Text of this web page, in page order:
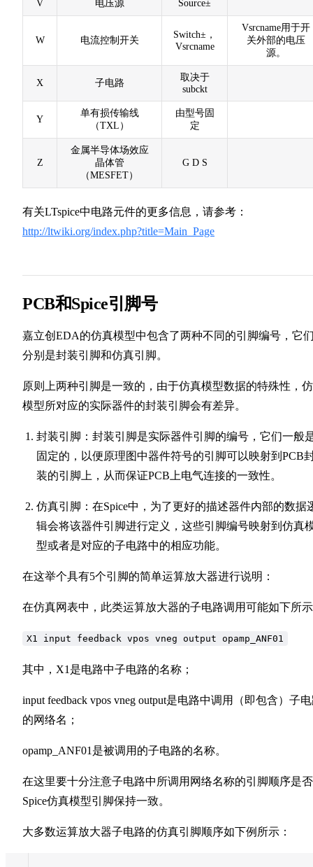
V 电压源 Source±
W 电流控制开关
Switch±，
Vsrcname
Vsrcname用于开
关外部的电压
源。
X 子电路
取决于
subckt
Y
单有损传输线
（TXL）
由型号固
定
Z
金属半导体场效应
晶体管
（MESFET）
G D S
有关LTspice中电路元件的更多信息，请参考：
http://ltwiki.org/index.php?title=Main_Page
PCB和Spice引脚号
嘉立创EDA的仿真模型中包含了两种不同的引脚编号，它
分别是封装引脚和仿真引脚。
原则上两种引脚是一致的，由于仿真模型数据的特殊性，
模型所对应的实际器件的封装引脚会有差异。
封装引脚：封装引脚是实际器件引脚的编号，它们一般
固定的，以便原理图中器件符号的引脚可以映射到PCB
装的引脚上，从而保证PCB上电气连接的一致性。
仿真引脚：在Spice中，为了更好的描述器件内部的数据
辑会将该器件引脚进行定义，这些引脚编号映射到仿真
型或者是对应的子电路中的相应功能。
在这举个具有5个引脚的简单运算放大器进行说明：
在仿真网表中，此类运算放大器的子电路调用可能如下所
X1 input feedback vpos vneg output opamp_ANF01
其中，X1是电路中子电路的名称；
input feedback vpos vneg output是电路中调用（即包含）子
的网络名；
opamp_ANF01是被调用的子电路的名称。
在这里要十分注意子电路中所调用网络名称的引脚顺序是
Spice仿真模型引脚保持一致。
大多数运算放大器子电路的仿真引脚顺序如下例所示：